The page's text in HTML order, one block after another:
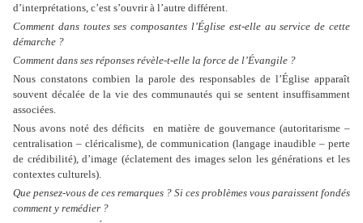
d’interprétations, c’est s’ouvrir à l’autre différent.
Comment dans toutes ses composantes l’Église est-elle au service de cette
démarche ?
Comment dans ses réponses révèle-t-elle la force de l’Évangile ?
Nous constatons combien la parole des responsables de l’Église apparaît
souvent décalée de la vie des communautés qui se sentent insuffisamment
associées.
Nous avons noté des déficits
en matière de gouvernance (autoritarisme –
centralisation – cléricalisme), de communication (langage inaudible – perte
de crédibilité), d’image (éclatement des images selon les générations et les
contextes culturels).
Que pensez-vous de ces remarques ? Si ces problèmes vous paraissent fondés
comment y remédier ?